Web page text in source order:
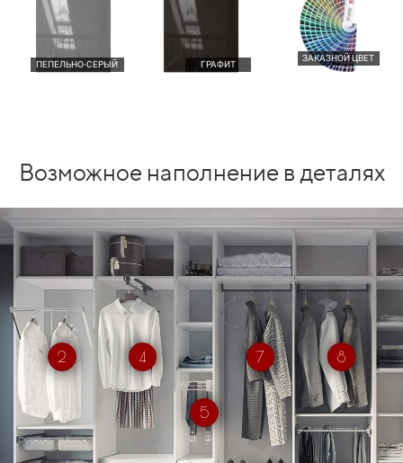
ПЕПЕЛЬНО-СЕРЫЙ ГРАФИТ
ЗАКАЗНОЙ ЦВЕТ
Возможное наполнение в деталях
2 4
5
8
7